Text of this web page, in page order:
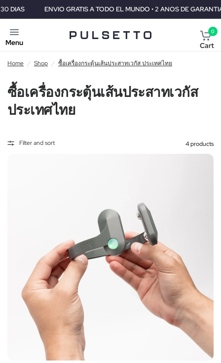
ENVIO GRATIS A TODO EL MUNDO • 2 ANOS DE GARANTIA •
Menu
0
Cart
Home / Shop / ซื้อเครื่องกระตุ้นเส้นประสาทเวกัส ประเทศไทย
ซื้อเครื่องกระตุ้นเส้นประสาทเวกัส
ประเทศไทย
Filter and sort 4 products